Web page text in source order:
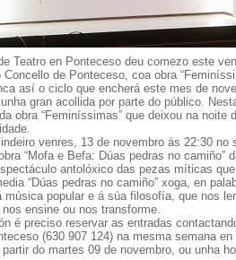
Teatro en Ponteceso deu comezo este
de Ponteceso, coa obra
así o ciclo que encherá este mes de
gran acollida por parte do público.
obra “Feminíssimas” que deixou na noite
venres, 13 de novembro ás 22:30 no
“Mofa e Befa: Dúas pedras no camiño”
antolóxico das pezas míticas
“Dúas pedras no camiño” xoga, en
popular e á súa filosofía, que nos
ensine ou nos transforme.
é preciso reservar as entradas
(630 907 124) na mesma semana
do martes 09 de novembro, ou unha